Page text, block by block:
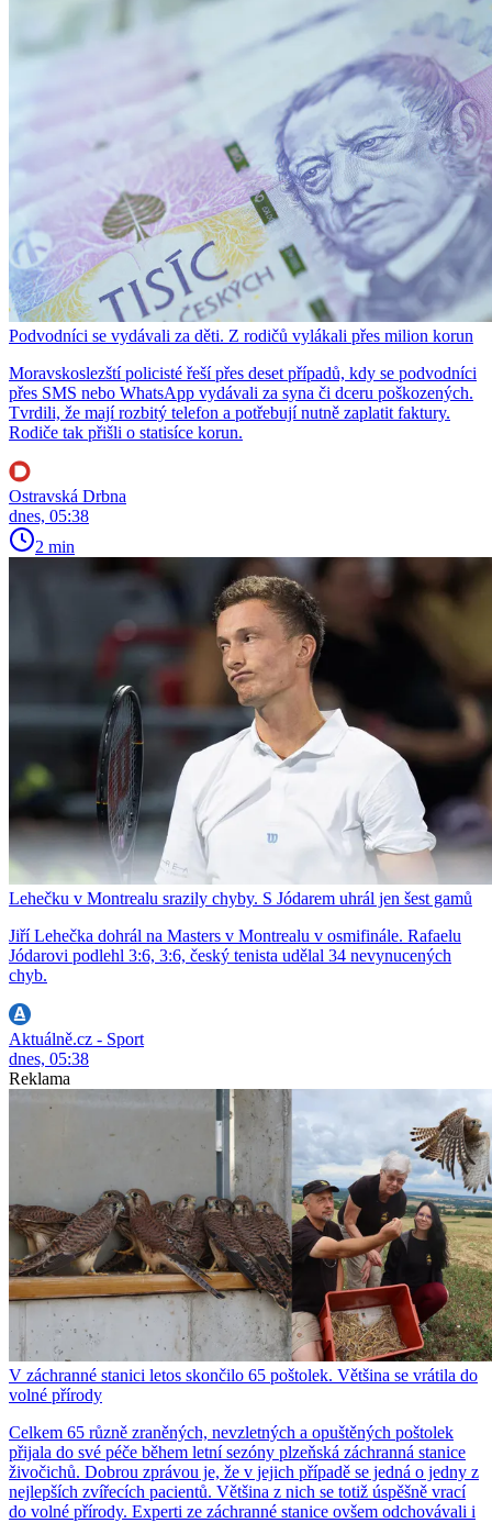
Podvodníci se vydávali za děti. Z rodičů vylákali přes milion korun
Moravskoslezští policisté řeší přes deset případů, kdy se podvodníci
přes SMS nebo WhatsApp vydávali za syna či dceru poškozených.
Tvrdili, že mají rozbitý telefon a potřebují nutně zaplatit faktury.
Rodiče tak přišli o statisíce korun.
Ostravská Drbna
dnes, 05:38
2 min
Lehečku v Montrealu srazily chyby. S Jódarem uhrál jen šest gamů
Jiří Lehečka dohrál na Masters v Montrealu v osmifinále. Rafaelu
Jódarovi podlehl 3:6, 3:6, český tenista udělal 34 nevynucených
chyb.
Aktuálně.cz - Sport
dnes, 05:38
Reklama
V záchranné stanici letos skončilo 65 poštolek. Většina se vrátila do
volné přírody
Celkem 65 různě zraněných, nevzletných a opuštěných poštolek
přijala do své péče během letní sezóny plzeňská záchranná stanice
živočichů. Dobrou zprávou je, že v jejich případě se jedná o jedny z
nejlepších zvířecích pacientů. Většina z nich se totiž úspěšně vrací
do volné přírody. Experti ze záchranné stanice ovšem odchovávali i